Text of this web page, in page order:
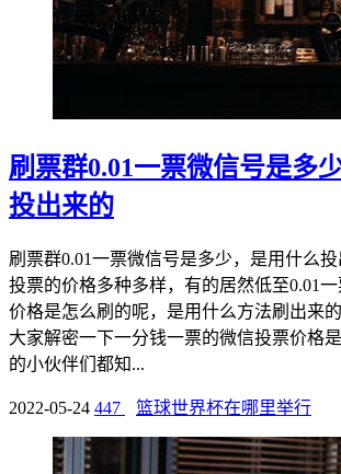
刷票群0.01一票微信号是多
投出来的
刷票群0.01一票微信号是多少，是用什么
投票的价格多种多样，有的居然低至0.01
价格是怎么刷的呢，是用什么方法刷出来
大家解密一下一分钱一票的微信投票价格
的小伙伴们都知...
2022-05-24 447 篮球世界杯在哪里举行